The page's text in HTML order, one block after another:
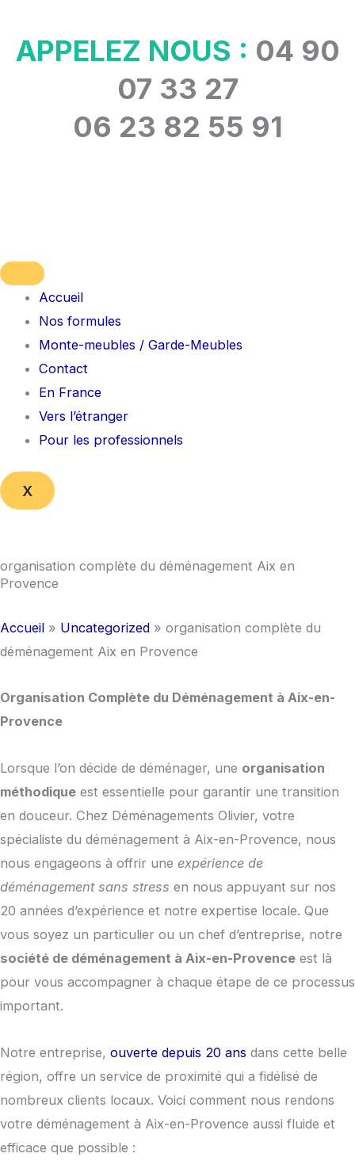
contenu
APPELEZ NOUS : 04 90
07 33 27
06 23 82 55 91
Accueil
Nos formules
Monte-meubles / Garde-Meubles
Contact
En France
Vers l’étranger
Pour les professionnels
X
organisation complète du déménagement Aix en
Provence
Accueil » Uncategorized » organisation complète du
déménagement Aix en Provence
Organisation Complète du Déménagement à Aix-en-
Provence
Lorsque l’on décide de déménager, une organisation
méthodique est essentielle pour garantir une transition
en douceur. Chez Déménagements Olivier, votre
spécialiste du déménagement à Aix-en-Provence, nous
nous engageons à offrir une expérience de
déménagement sans stress en nous appuyant sur nos
20 années d’expérience et notre expertise locale. Que
vous soyez un particulier ou un chef d’entreprise, notre
société de déménagement à Aix-en-Provence est là
pour vous accompagner à chaque étape de ce processus
important.
Notre entreprise, ouverte depuis 20 ans dans cette belle
région, offre un service de proximité qui a fidélisé de
nombreux clients locaux. Voici comment nous rendons
votre déménagement à Aix-en-Provence aussi fluide et
efficace que possible :